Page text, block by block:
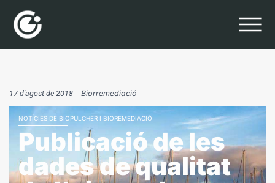
17 d'agost de 2018 Biorremediació
NOTÍCIES DE BIOPULCHER I BIOREMEDIACIÓ
Publicació de les
dades de qualitat